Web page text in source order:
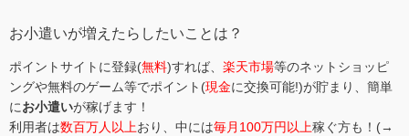
お小遣いが増えたらしたいことは？
ポイントサイトに登録(無料)すれば、 楽天市場等のネットショッピ
ングや無料のゲーム等でポイント(現金に交換可能!)が貯まり、簡単
にお小遣いが稼げます！
利用者は数百万人以上おり、中には毎月100万円以上稼ぐ方も！(→